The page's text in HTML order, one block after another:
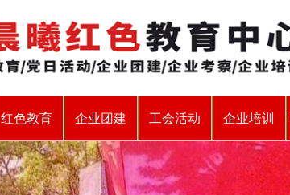
红色教育 企业团建 工会活动 企业培训